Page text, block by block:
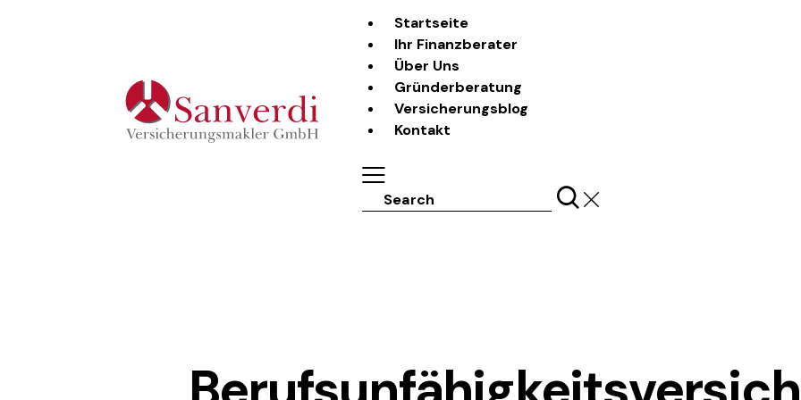
Startseite
Ihr Finanzberater
Über Uns
Gründerberatung
Versicherungsblog
Kontakt
Search